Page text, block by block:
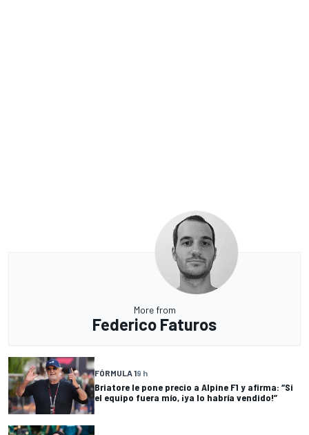
More from
Federico Faturos
FÓRMULA 19 h
Briatore le pone precio a Alpine F1 y afirma: “Si
el equipo fuera mío, ¡ya lo habría vendido!”